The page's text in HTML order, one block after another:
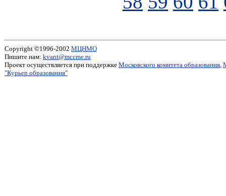
Copyright ©1996-2002 МЦНМО
Пишите нам: kvant@mccme.ru
Проект осуществляется при поддержке Московского комитета образования,
"Курьер образования"